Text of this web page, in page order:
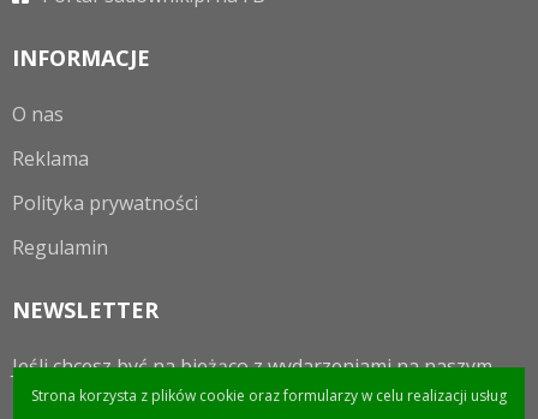
INFORMACJE
O nas
Reklama
Polityka prywatności
Regulamin
NEWSLETTER
Jeśli chcesz być na bieżąco z wydarzeniami na naszym
portalu to zapraszamy do zapisania się do newslettera.
Strona korzysta z plików cookie oraz formularzy w celu realizacji usług